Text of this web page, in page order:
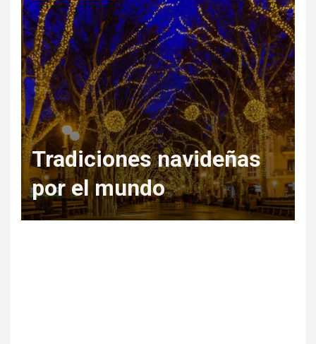
Regala Escapadas